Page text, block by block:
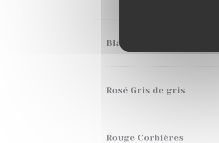
Blanc de Paradis
Rosé Gris de gris
Rouge Corbières